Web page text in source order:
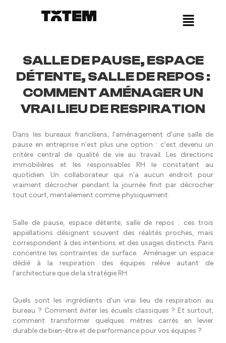
Menu
SALLE DE PAUSE, ESPACE
DÉTENTE, SALLE DE REPOS :
COMMENT AMÉNAGER UN
VRAI LIEU DE RESPIRATION
Dans les bureaux franciliens, l’aménagement d’une salle de
pause en entreprise n’est plus une option : c’est devenu un
critère central de qualité de vie au travail. Les directions
immobilières et les responsables RH le constatent au
quotidien. Un collaborateur qui n’a aucun endroit pour
vraiment décrocher pendant la journée finit par décrocher
tout court, mentalement comme physiquement.
Salle de pause, espace détente, salle de repos : ces trois
appellations désignent souvent des réalités proches, mais
correspondent à des intentions et des usages distincts. Paris
concentre les contraintes de surface. Aménager un espace
dédié à la respiration des équipes relève autant de
l’architecture que de la stratégie RH.
Quels sont les ingrédients d’un vrai lieu de respiration au
bureau ? Comment éviter les écueils classiques ? Et surtout,
comment transformer quelques mètres carrés en levier
durable de bien-être et de performance pour vos équipes ?